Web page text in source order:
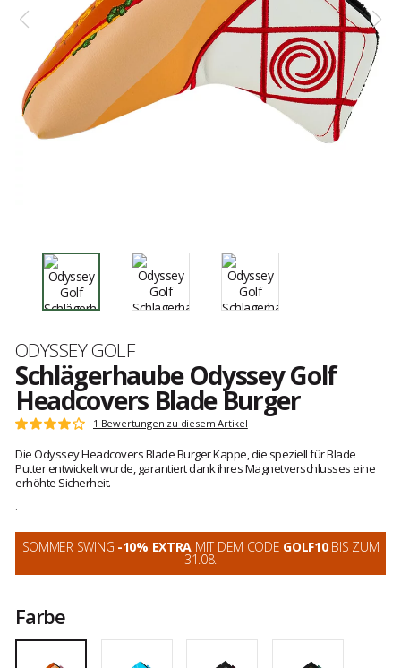
Marke
ODYSSEY GOLF
Schlägerhaube Odyssey Golf
Headcovers Blade Burger
Kundenbewertungen
Note:
von
5
1 Bewertungen zu diesem Artikel
Die Odyssey Headcovers Blade Burger Kappe, die speziell für Blade
Putter entwickelt wurde, garantiert dank ihres Magnetverschlusses eine
erhöhte Sicherheit.
.
SOMMER SWING -10% EXTRA MIT DEM CODE GOLF10BIS ZUM
31.08.
Farbe